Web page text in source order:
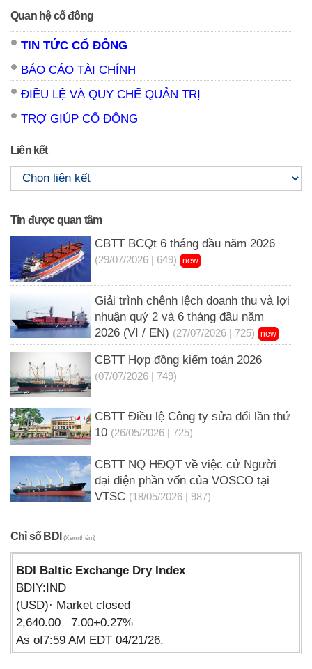
Quan hệ cổ đông
TIN TỨC CỔ ĐÔNG
BÁO CÁO TÀI CHÍNH
ĐIỀU LỆ VÀ QUY CHẾ QUẢN TRỊ
TRỢ GIÚP CỔ ĐÔNG
Liên kết
Tin được quan tâm
CBTT BCQt 6 tháng đầu năm 2026
(29/07/2026 | 649) new
Giải trình chênh lệch doanh thu và lợi
nhuận quý 2 và 6 tháng đầu năm
2026 (VI / EN) (27/07/2026 | 725) new
CBTT Hợp đồng kiểm toán 2026
(07/07/2026 | 749)
CBTT Điều lệ Công ty sửa đổi lần thứ
10 (26/05/2026 | 725)
CBTT NQ HĐQT về việc cử Người
đại diện phần vốn của VOSCO tại
VTSC (18/05/2026 | 987)
Chỉ số BDI(Xem thêm)
BDI Baltic Exchange Dry Index
BDIY:IND
(USD)· Market closed
2,640.00 7.00+0.27%
As of7:59 AM EDT 04/21/26.